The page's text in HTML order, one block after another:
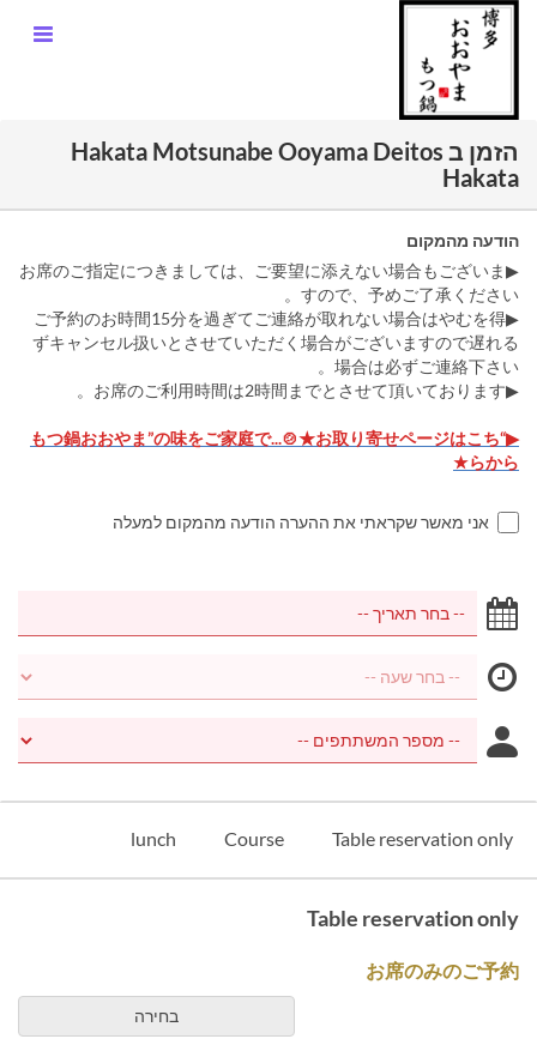
הזמן ב Hakata Motsunabe Ooyama Deitos
Hakata
הודעה מהמקום
▶お席のご指定につきましては、ご要望に添えない場合もございま
すので、予めご了承ください。
▶ご予約のお時間15分を過ぎてご連絡が取れない場合はやむを得
ずキャンセル扱いとさせていただく場合がございますので遅れる
場合は必ずご連絡下さい。
▶お席のご利用時間は2時間までとさせて頂いております。
▶“もつ鍋おおやま”の味をご家庭で...🍲★お取り寄せページはこち
らから★
אני מאשר שקראתי את ההערה הודעה מהמקום למעלה
Table reservation only
Course
lunch
Table reservation only
お席のみのご予約
בחירה